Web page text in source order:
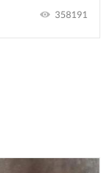
358191